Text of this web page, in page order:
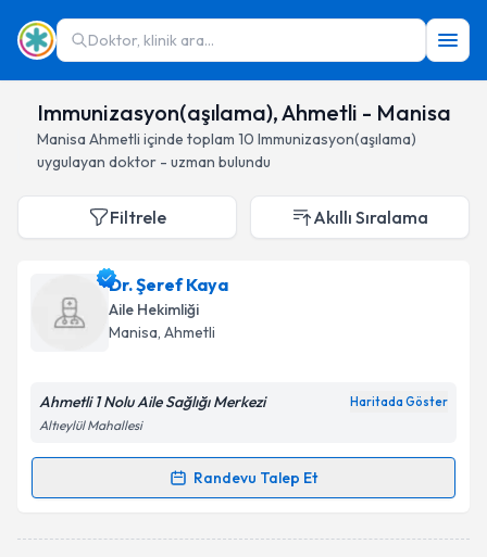
Doktor, klinik ara...
Immunizasyon(aşılama), Ahmetli - Manisa
Manisa Ahmetli içinde toplam 10 Immunizasyon(aşılama)
uygulayan doktor - uzman bulundu
Filtrele Akıllı Sıralama
Dr. Şeref Kaya
Aile Hekimliği
Manisa, Ahmetli
Ahmetli 1 Nolu Aile Sağlığı Merkezi Haritada Göster
Altıeylül Mahallesi
Randevu Talep Et
Randevu Takvimi Talebi